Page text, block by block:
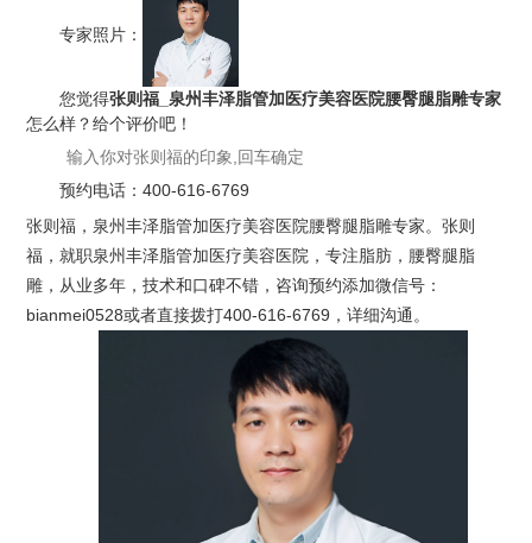
专家照片：
您觉得张则福_泉州丰泽脂管加医疗美容医院腰臀腿脂雕专家
怎么样？给个评价吧！
预约电话：400-616-6769
张则福，泉州丰泽脂管加医疗美容医院腰臀腿脂雕专家。张则
福，就职泉州丰泽脂管加医疗美容医院，专注脂肪，腰臀腿脂
雕，从业多年，技术和口碑不错，咨询预约添加微信号：
bianmei0528或者直接拨打400-616-6769，详细沟通。